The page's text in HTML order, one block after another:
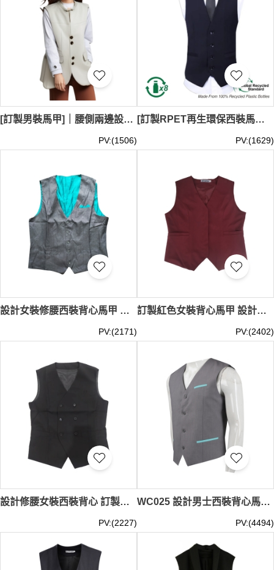
[訂製男裝馬甲]｜腰側兩邊設計袋子｜可訂製logo｜后幅有脚叉設計｜Guest Services Non-Management｜Male Non-Manager｜商務會議、正式場合｜artyzen hotel WC030
PV:(1506)
[訂製RPET再生環保西裝馬甲設計] ｜四顆鈕扣設計 ｜可訂製logo｜餐廳服務員｜咖啡店店員｜零售業員工｜商務會議、正式場合｜WC029
PV:(1629)
設計女裝修腰西裝背心馬甲 訂製左上胸有袋內裡綠色 後幅鬆緊扣 西裝背心專門店 職員制服 團體制服 英皇戲院 帶位制服 入場驗票 TR 布內裡熱昇華設計 WC027
PV:(2171)
訂製紅色女裝背心馬甲 設計修腰西裝背心馬甲 西裝背心專門店 職員制服 余仁生 WC028
PV:(2402)
設計修腰女裝西裝背心 訂製戲院女制服西服背心 度身訂造西裝背心 西裝背心專門店 黑色 百老匯戲院 WC026
PV:(2227)
WC025 設計男士西裝背心馬甲 員工背心 HK Adeccopersonne 西裝背心供應商 淺灰色
PV:(4494)